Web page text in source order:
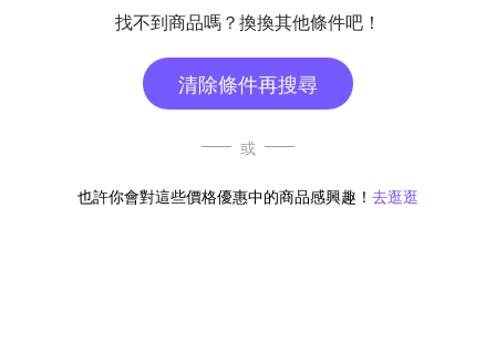
找不到商品嗎？換換其他條件吧！
清除條件再搜尋
或
也許你會對這些價格優惠中的商品感興趣！ 去逛逛